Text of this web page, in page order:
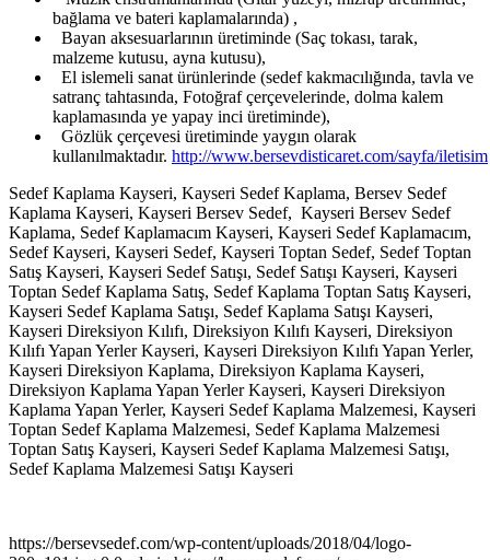
bağlama ve bateri kaplamalarında) ,
Bayan aksesuarlarının üretiminde (Saç tokası, tarak,
malzeme kutusu, ayna kutusu),
El islemeli sanat ürünlerinde (sedef kakmacılığında, tavla ve
satranç tahtasında, Fotoğraf çerçevelerinde, dolma kalem
kaplamasında ye yapay inci üretiminde),
Gözlük çerçevesi üretiminde yaygın olarak
kullanılmaktadır. http://www.bersevdisticaret.com/sayfa/iletisim
Sedef Kaplama Kayseri, Kayseri Sedef Kaplama, Bersev Sedef
Kaplama Kayseri, Kayseri Bersev Sedef, Kayseri Bersev Sedef
Kaplama, Sedef Kaplamacım Kayseri, Kayseri Sedef Kaplamacım,
Sedef Kayseri, Kayseri Sedef, Kayseri Toptan Sedef, Sedef Toptan
Satış Kayseri, Kayseri Sedef Satışı, Sedef Satışı Kayseri, Kayseri
Toptan Sedef Kaplama Satış, Sedef Kaplama Toptan Satış Kayseri,
Kayseri Sedef Kaplama Satışı, Sedef Kaplama Satışı Kayseri,
Kayseri Direksiyon Kılıfı, Direksiyon Kılıfı Kayseri, Direksiyon
Kılıfı Yapan Yerler Kayseri, Kayseri Direksiyon Kılıfı Yapan Yerler,
Kayseri Direksiyon Kaplama, Direksiyon Kaplama Kayseri,
Direksiyon Kaplama Yapan Yerler Kayseri, Kayseri Direksiyon
Kaplama Yapan Yerler, Kayseri Sedef Kaplama Malzemesi, Kayseri
Toptan Sedef Kaplama Malzemesi, Sedef Kaplama Malzemesi
Toptan Satış Kayseri, Kayseri Sedef Kaplama Malzemesi Satışı,
Sedef Kaplama Malzemesi Satışı Kayseri
https://bersevsedef.com/wp-content/uploads/2018/04/logo-